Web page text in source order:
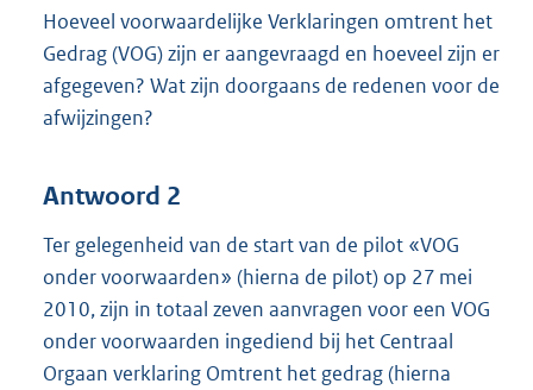
Hoeveel voorwaardelijke Verklaringen omtrent het
Gedrag (VOG) zijn er aangevraagd en hoeveel zijn er
afgegeven? Wat zijn doorgaans de redenen voor de
afwijzingen?
Antwoord 2
Ter gelegenheid van de start van de pilot «VOG
onder voorwaarden» (hierna de pilot) op 27 mei
2010, zijn in totaal zeven aanvragen voor een VOG
onder voorwaarden ingediend bij het Centraal
Orgaan verklaring Omtrent het gedrag (hierna